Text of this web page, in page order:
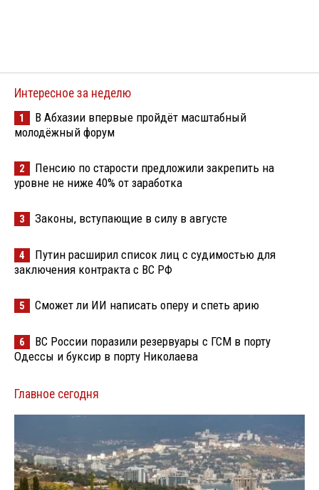
Интересное за неделю
1
В Абхазии впервые пройдёт масштабный
молодёжный форум
2
Пенсию по старости предложили закрепить на
уровне не ниже 40% от заработка
3 Законы, вступающие в силу в августе
4
Путин расширил список лиц с судимостью для
заключения контракта с ВС РФ
5 Сможет ли ИИ написать оперу и спеть арию
6
ВС России поразили резервуары с ГСМ в порту
Одессы и буксир в порту Николаева
Главное сегодня